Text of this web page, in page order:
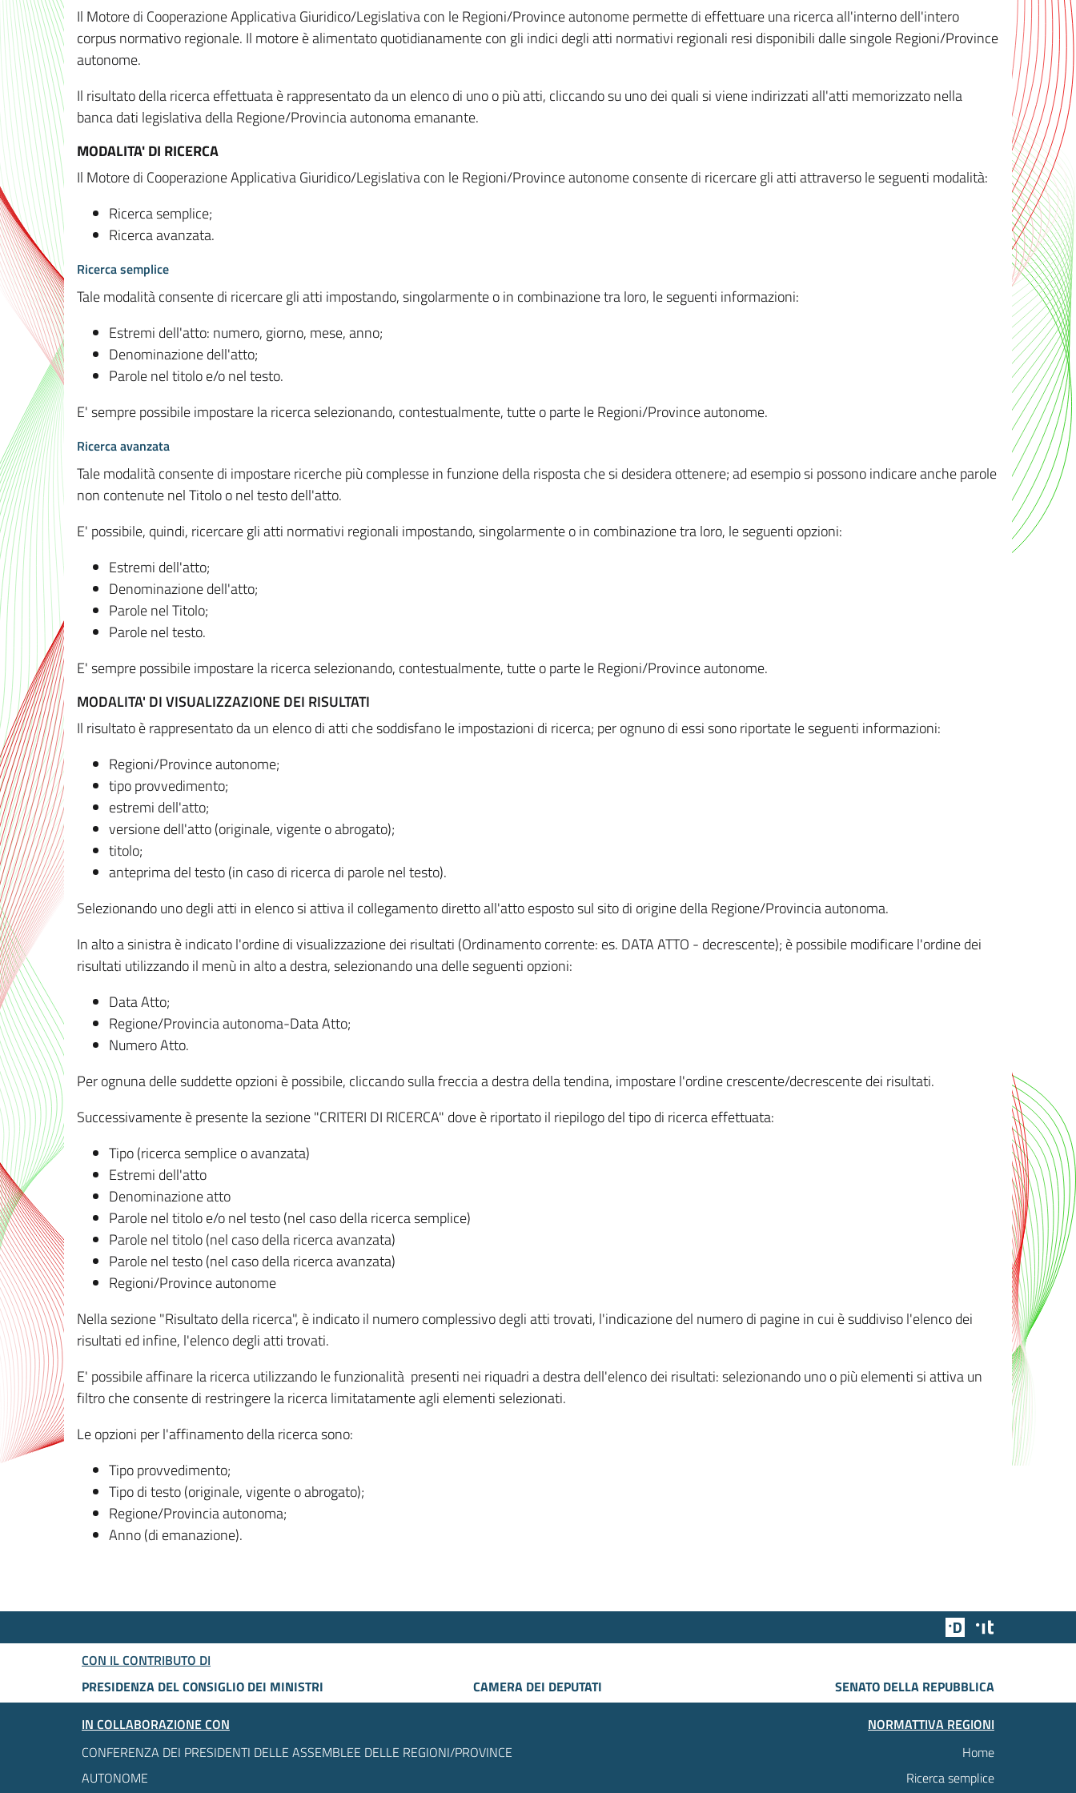
Il Motore di Cooperazione Applicativa Giuridico/Legislativa con le Regioni/Province autonome permette di effettuare una ricerca all'interno dell'intero
corpus normativo regionale. Il motore è alimentato quotidianamente con gli indici degli atti normativi regionali resi disponibili dalle singole Regioni/Province
autonome.
Il risultato della ricerca effettuata è rappresentato da un elenco di uno o più atti, cliccando su uno dei quali si viene indirizzati all'atti memorizzato nella
banca dati legislativa della Regione/Provincia autonoma emanante.
MODALITA' DI RICERCA
Il Motore di Cooperazione Applicativa Giuridico/Legislativa con le Regioni/Province autonome consente di ricercare gli atti attraverso le seguenti modalità:
Ricerca semplice;
Ricerca avanzata.
Ricerca semplice
Tale modalità consente di ricercare gli atti impostando, singolarmente o in combinazione tra loro, le seguenti informazioni:
Estremi dell'atto: numero, giorno, mese, anno;
Denominazione dell'atto;
Parole nel titolo e/o nel testo.
E' sempre possibile impostare la ricerca selezionando, contestualmente, tutte o parte le Regioni/Province autonome.
Ricerca avanzata
Tale modalità consente di impostare ricerche più complesse in funzione della risposta che si desidera ottenere; ad esempio si possono indicare anche parole
non contenute nel Titolo o nel testo dell'atto.
E' possibile, quindi, ricercare gli atti normativi regionali impostando, singolarmente o in combinazione tra loro, le seguenti opzioni:
Estremi dell'atto;
Denominazione dell'atto;
Parole nel Titolo;
Parole nel testo.
E' sempre possibile impostare la ricerca selezionando, contestualmente, tutte o parte le Regioni/Province autonome.
MODALITA' DI VISUALIZZAZIONE DEI RISULTATI
Il risultato è rappresentato da un elenco di atti che soddisfano le impostazioni di ricerca; per ognuno di essi sono riportate le seguenti informazioni:
Regioni/Province autonome;
tipo provvedimento;
estremi dell'atto;
versione dell'atto (originale, vigente o abrogato);
titolo;
anteprima del testo (in caso di ricerca di parole nel testo).
Selezionando uno degli atti in elenco si attiva il collegamento diretto all'atto esposto sul sito di origine della Regione/Provincia autonoma.
In alto a sinistra è indicato l'ordine di visualizzazione dei risultati (Ordinamento corrente: es. DATA ATTO - decrescente); è possibile modificare l'ordine dei
risultati utilizzando il menù in alto a destra, selezionando una delle seguenti opzioni:
Data Atto;
Regione/Provincia autonoma-Data Atto;
Numero Atto.
Per ognuna delle suddette opzioni è possibile, cliccando sulla freccia a destra della tendina, impostare l'ordine crescente/decrescente dei risultati.
Successivamente è presente la sezione "CRITERI DI RICERCA" dove è riportato il riepilogo del tipo di ricerca effettuata:
Tipo (ricerca semplice o avanzata)
Estremi dell'atto
Denominazione atto
Parole nel titolo e/o nel testo (nel caso della ricerca semplice)
Parole nel titolo (nel caso della ricerca avanzata)
Parole nel testo (nel caso della ricerca avanzata)
Regioni/Province autonome
Nella sezione "Risultato della ricerca", è indicato il numero complessivo degli atti trovati, l'indicazione del numero di pagine in cui è suddiviso l'elenco dei
risultati ed infine, l'elenco degli atti trovati.
E' possibile affinare la ricerca utilizzando le funzionalità presenti nei riquadri a destra dell'elenco dei risultati: selezionando uno o più elementi si attiva un
filtro che consente di restringere la ricerca limitatamente agli elementi selezionati.
Le opzioni per l'affinamento della ricerca sono:
Tipo provvedimento;
Tipo di testo (originale, vigente o abrogato);
Regione/Provincia autonoma;
Anno (di emanazione).
Team Digitale
CON IL CONTRIBUTO DI
PRESIDENZA DEL CONSIGLIO DEI MINISTRI
CAMERA DEI DEPUTATI
SENATO DELLA REPUBBLICA
IN COLLABORAZIONE CON
CONFERENZA DEI PRESIDENTI DELLE ASSEMBLEE DELLE REGIONI/PROVINCE
AUTONOME
NORMATTIVA REGIONI
Home
Ricerca semplice